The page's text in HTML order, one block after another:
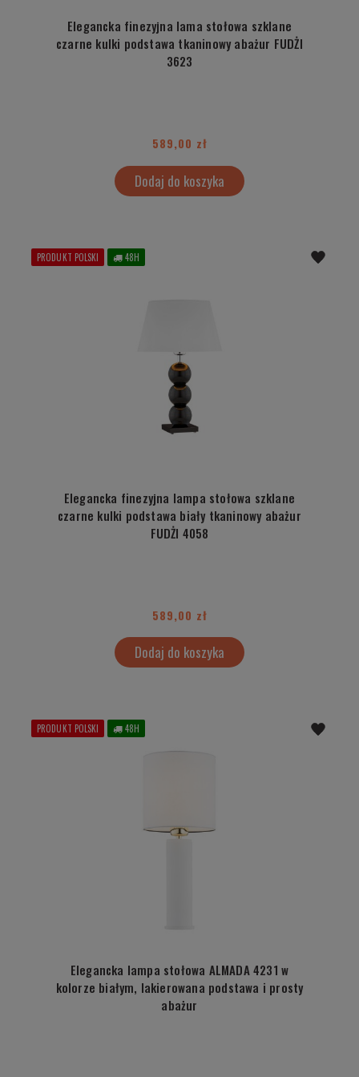
Elegancka finezyjna lama stołowa szklane
czarne kulki podstawa tkaninowy abażur FUDŻI
3623
589,00 zł
Dodaj do koszyka
Elegancka finezyjna lampa stołowa szklane
czarne kulki podstawa biały tkaninowy abażur
FUDŻI 4058
589,00 zł
Dodaj do koszyka
PRODUKT POLSKI 48H
Elegancka lampa stołowa ALMADA 4231 w
kolorze białym, lakierowana podstawa i prosty
abażur
PRODUKT POLSKI 48H